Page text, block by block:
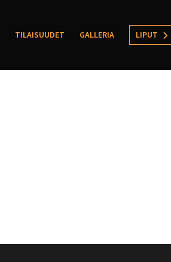
TILAISUUDET GALLERIA LIPUT